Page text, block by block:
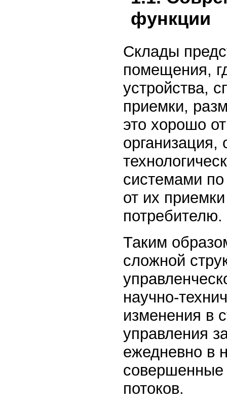
функции
Склады
помещения,
устройства,
приемки,
это хорошо
системами
от их
потребителю.
Таким
сложной
научно-
изменения в
управления
ежедневно в
потоков.